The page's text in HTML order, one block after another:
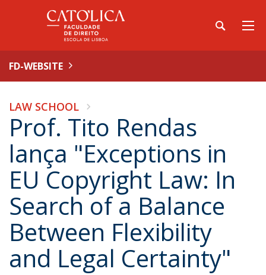
FD-WEBSITE
LAW SCHOOL
Prof. Tito Rendas
lança "Exceptions in
EU Copyright Law: In
Search of a Balance
Between Flexibility
and Legal Certainty"